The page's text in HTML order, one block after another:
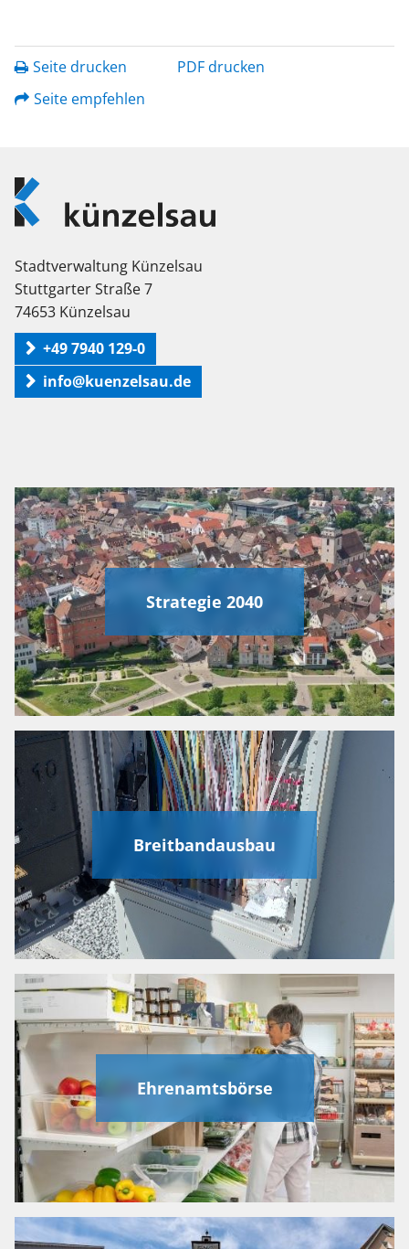
Seite drucken
PDF drucken
Seite empfehlen
Logo
Künzelsau
Stadtverwaltung Künzelsau
Stuttgarter Straße 7
74653 Künzelsau
+49 7940 129-0
info@kuenzelsau.de
Strategie 2040
Breitbandausbau
Ehrenamtsbörse